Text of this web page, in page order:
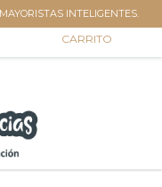
INTELIGENTES.
CARRITO
0